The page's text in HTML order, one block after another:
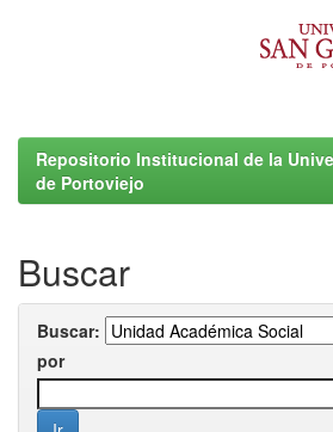
Repositorio Institucional de la
de Portoviejo
Buscar
Buscar:
por